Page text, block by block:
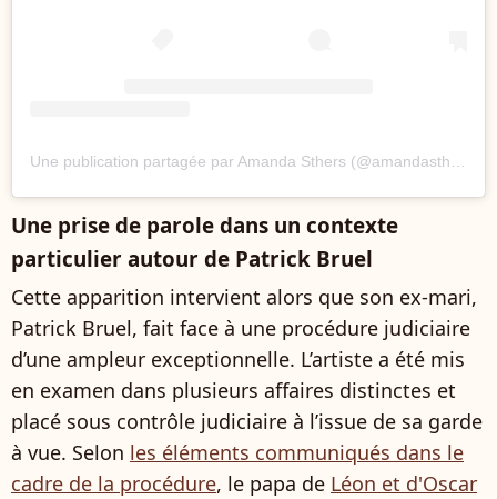
Une prise de parole dans un contexte
particulier autour de Patrick Bruel
Cette apparition intervient alors que son ex-mari,
Patrick Bruel, fait face à une procédure judiciaire
d’une ampleur exceptionnelle. L’artiste a été mis
en examen dans plusieurs affaires distinctes et
placé sous contrôle judiciaire à l’issue de sa garde
à vue. Selon les éléments communiqués dans le
cadre de la procédure, le papa de Léon et d'Oscar